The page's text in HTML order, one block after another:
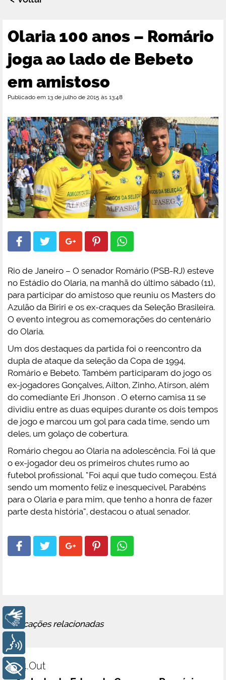
Olaria 100 anos – Romário
joga ao lado de Bebeto
em amistoso
Publicado em 13 de julho de 2015 às 13:48
Rio de Janeiro – O senador Romário (PSB-RJ) esteve
no Estádio do Olaria, na manhã do último sábado (11),
para participar do amistoso que reuniu os Masters do
Azulão da Biriri e os ex-craques da Seleção Brasileira.
O evento integrou as comemorações do centenário
do Olaria.
Um dos destaques da partida foi o reencontro da
dupla de ataque da seleção da Copa de 1994,
Romário e Bebeto. Também participaram do jogo os
ex-jogadores Gonçalves, Aílton, Zinho, Atírson, além
do comediante Eri Jhonson . O eterno camisa 11 se
dividiu entre as duas equipes durante os dois tempos
de jogo e marcou um gol para cada time, sendo um
deles, um golaço de cobertura.
Romário chegou ao Olaria na adolescência. Foi lá que
o ex-jogador deu os primeiros chutes rumo ao
futebol profissional. “Foi aqui que tudo começou. Está
sendo um momento feliz e inesquecível. Parabéns
para o Olaria e para mim, que tenho a honra de fazer
parte desta história”, destacou o atual senador.
Publicações relacionadas
04.out+ Acessibilidade